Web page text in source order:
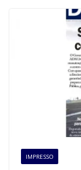
IMPRESSO